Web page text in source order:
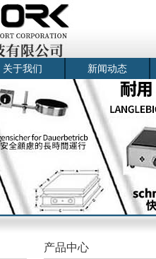
关于我们 新闻动态
产品中心